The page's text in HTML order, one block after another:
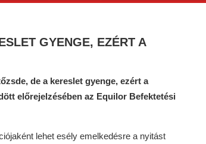
GYENGE, EZÉRT A
de a kereslet gyenge, ezért a
előrejelzésében az Equilor Befektetési
lehet esély emelkedésre a nyitást